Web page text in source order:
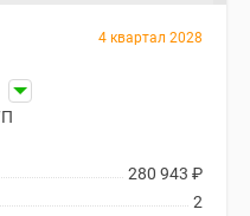
4 квартал 2028
280 943 ₽
2